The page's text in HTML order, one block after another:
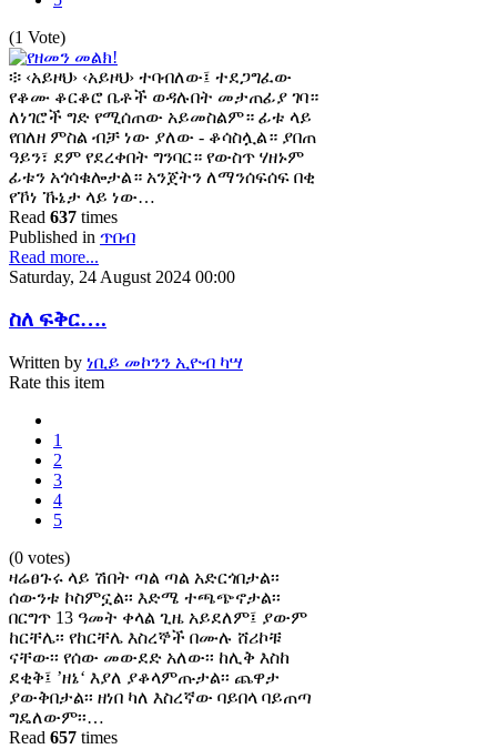
(1 Vote)
፨ ‹አይዞህ› ‹አይዞህ› ተባብለው፤ ተደጋግፈው
የቆሙ ቆርቆሮ ቤቶች ወዳሉበት መታጠፊያ ገባ።
ለነገሮች ግድ የሚሰጠው አይመስልም። ፊቱ ላይ
የበለዘ ምስል ብቻ ነው ያለው - ቆሳስሏል። ያበጠ
ዓይን፣ ደም የደረቀበት ግንባር። የውስጥ ሃዘኑም
ፊቱን አጎሳቁሎታል። አንጀትን ለማንሰፍሰፍ በቂ
የኾነ ኹኔታ ላይ ነው…
Read 637 times
Published in ጥበብ
Read more...
Saturday, 24 August 2024 00:00
ስለ ፍቅር….
Written by ነቢይ መኮንን ኢዮብ ካሣ
Rate this item
1
2
3
4
5
(0 votes)
ዛሬፀጉሩ ላይ ሽበት ጣል ጣል አድርጎበታል፡፡
ሰውንቱ ኮስምኗል፡፡ እድሜ ተጫጭኖታል፡፡
በርግጥ 13 ዓመት ቀላል ጊዜ አይደለም፤ ያውም
ከርቸሌ፡፡ የከርቸሌ እስረኞች በሙሉ ሸሪኮቹ
ናቸው፡፡ የሰው መውደድ አለው፡፡ ከሊቅ እስከ
ደቂቅ፤ ’ዘኔ‘ እያለ ያቆላምጡታል፡፡ ጨዋታ
ያውቅበታል፡፡ ዘነበ ካለ እስረኛው ባይበላ ባይጠጣ
ግዴለውም፡፡…
Read 657 times